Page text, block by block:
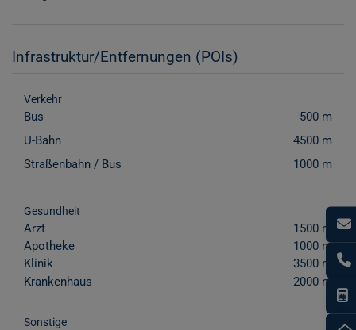
Infrastruktur/Entfernungen (POIs)
Verkehr
Bus
500 m
U-Bahn
4500 m
Straßenbahn / Bus
1000 m
Gesundheit
Arzt
1500 m
Apotheke
1000 m
Klinik
3500 m
Krankenhaus
2000 m
Sonstige